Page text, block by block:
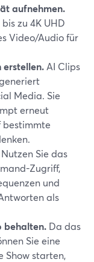
aufnehmen.
zu 4K UHD
Video/Audio für
AI Clips
Media. Sie
erneut
bestimmte
Nutzen Sie das
Zugriff,
und
als
behalten. Da das
Sie eine
Show starten,